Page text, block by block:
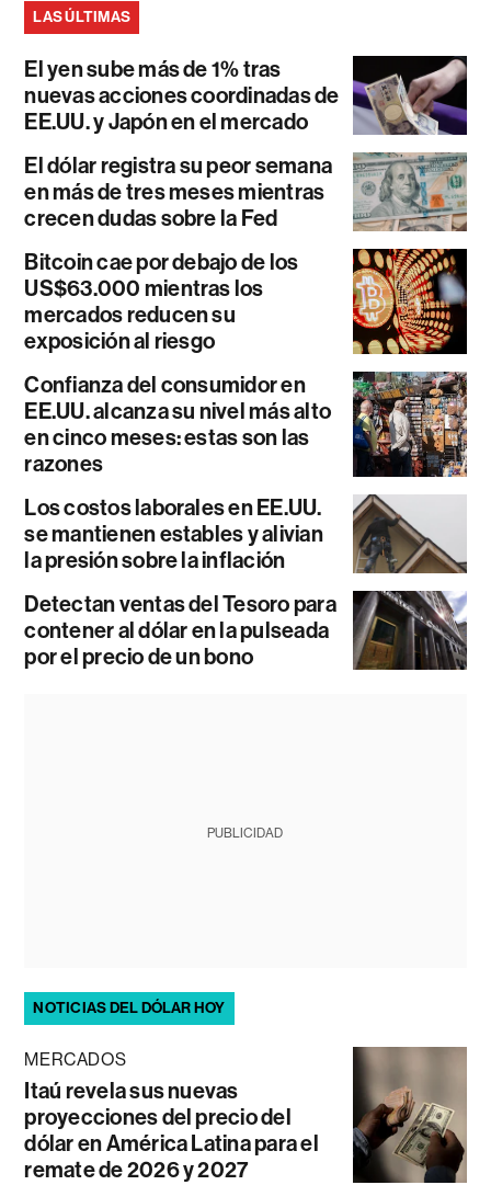
LAS ÚLTIMAS
El yen sube más de 1% tras
nuevas acciones coordinadas de
EE.UU. y Japón en el mercado
El dólar registra su peor semana
en más de tres meses mientras
crecen dudas sobre la Fed
Bitcoin cae por debajo de los
US$63.000 mientras los
mercados reducen su
exposición al riesgo
Confianza del consumidor en
EE.UU. alcanza su nivel más alto
en cinco meses: estas son las
razones
Los costos laborales en EE.UU.
se mantienen estables y alivian
la presión sobre la inflación
Detectan ventas del Tesoro para
contener al dólar en la pulseada
por el precio de un bono
PUBLICIDAD
NOTICIAS DEL DÓLAR HOY
MERCADOS
Itaú revela sus nuevas
proyecciones del precio del
dólar en América Latina para el
remate de 2026 y 2027